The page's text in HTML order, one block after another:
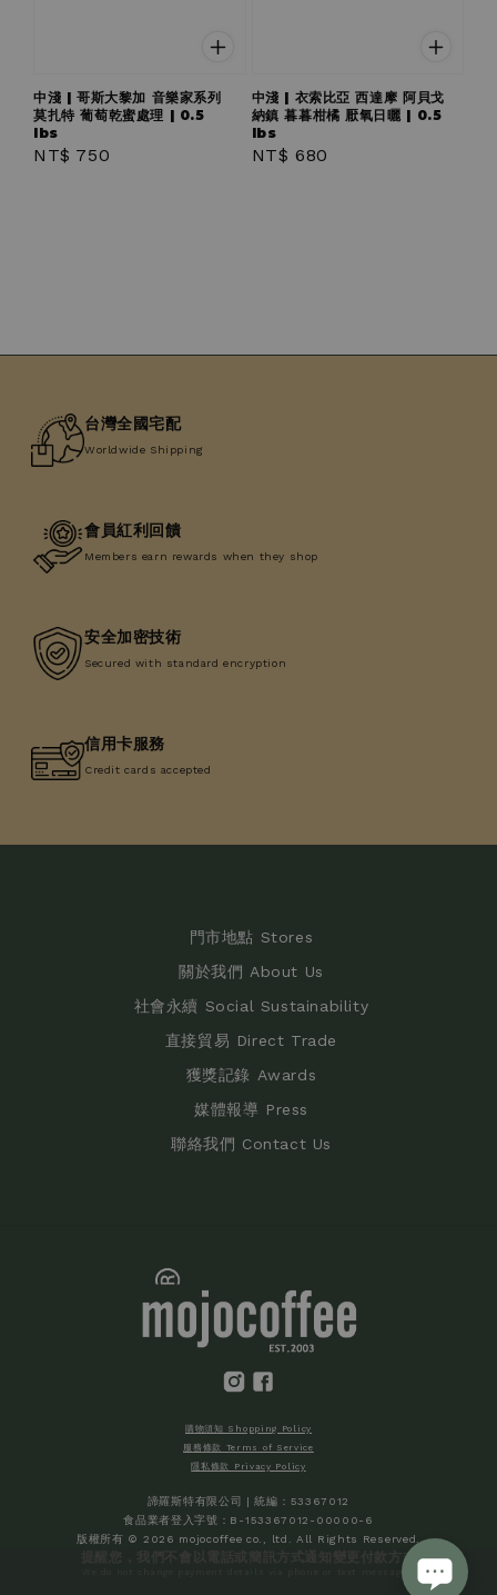
中淺 | 哥斯大黎加 音樂家系列
莫扎特 葡萄乾蜜處理 | 0.5
lbs
Regular
NT$ 750
中淺 | 衣索比亞 西達摩 阿貝戈
納鎮 暮暮柑橘 厭氧日曬 | 0.5
lbs
Regular
NT$ 680
台灣全國宅配
Worldwide Shipping
會員紅利回饋
Members earn rewards when they shop
安全加密技術
Secured with standard encryption
信用卡服務
Credit cards accepted
門市地點 Stores
關於我們 About Us
社會永續 Social Sustainability
直接貿易 Direct Trade
獲獎記錄 Awards
媒體報導 Press
聯絡我們 Contact Us
購物須知 Shopping Policy
服務條款 Terms of Service
隱私條款 Privacy Policy
諦羅斯特有限公司 | 統編：53367012
食品業者登入字號：B-153367012-00000-6
版權所有 © 2026 mojocoffee co., ltd. All Rights Reserved.
提醒您，我們不會以電話或簡訊方式通知變更付款方式